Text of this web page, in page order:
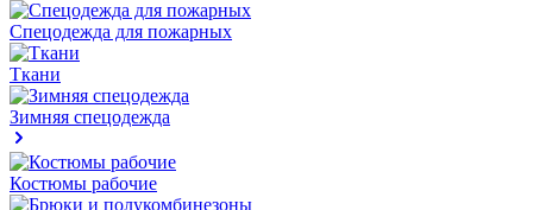
Спецодежда для пожарных
Ткани
Зимняя спецодежда
Костюмы рабочие